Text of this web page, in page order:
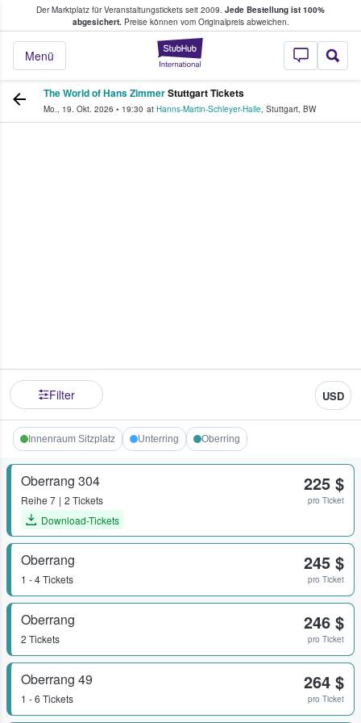
Der Marktplatz für Veranstaltungstickets seit 2009. Jede Bestellung ist 100%
abgesichert.Preise können vom Originalpreis abweichen.
StubHub - Wo
Menü
Tickets kaufen & verkaufen
The World of Hans ZimmerStuttgart Tickets
Mo., 19. Okt. 2026 • 19:30 at Hanns-Martin-Schleyer-Halle, Stuttgart, BW
Filter USD
Innenraum Sitzplatz Unterring Oberring
Oberrang 304
Reihe 7
2 Tickets
Download-Tickets
225 $
pro Ticket
Oberrang
1 - 4 Tickets
245 $
pro Ticket
Oberrang
2 Tickets
246 $
pro Ticket
Oberrang 49
1 - 6 Tickets
264 $
pro Ticket